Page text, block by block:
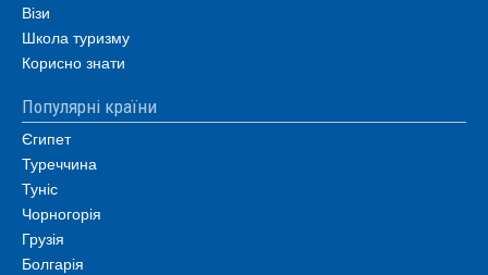
Візи
Школа туризму
Корисно знати
Популярні країни
Єгипет
Туреччина
Туніс
Чорногорія
Грузія
Болгарія